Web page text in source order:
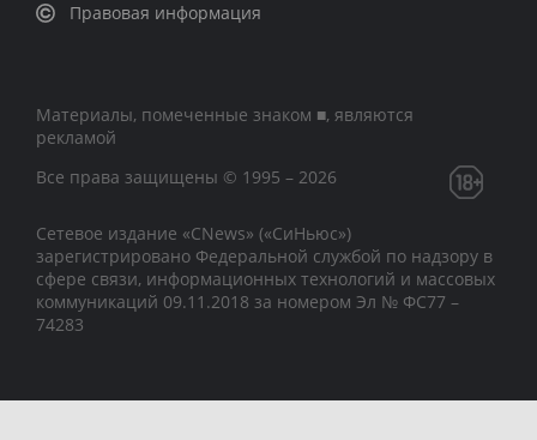
Правовая информация
Материалы, помеченные знаком ■, являются
рекламой
Все права защищены © 1995 – 2026
Сетевое издание «CNews» («СиНьюс»)
зарегистрировано Федеральной службой по надзору в
сфере связи, информационных технологий и массовых
коммуникаций 09.11.2018 за номером Эл № ФС77 –
74283